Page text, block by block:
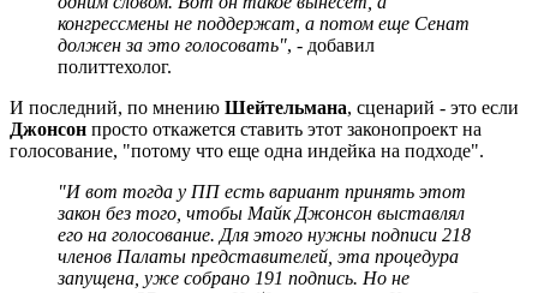
конгрессмены не поддержат, а потом еще Сенат
должен за это голосовать", - добавил
политтехолог.
И последний, по мнению Шейтельмана, сценарий - это если
Джонсон просто откажется ставить этот законопроект на
голосование, "потому что еще одна индейка на подходе".
"И вот тогда у ПП есть вариант принять этот
закон без того, чтобы Майк Джонсон выставлял
его на голосование. Для этого нужны подписи 218
членов Палаты представителей, эта процедура
запущена, уже собрано 191 подпись. Но не